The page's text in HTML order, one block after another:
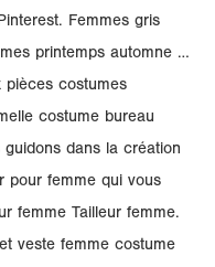
Femmes gris
printemps automne …
pièces costumes
costume bureau
dans la création
pour femme qui vous
femme Tailleur femme.
veste femme costume